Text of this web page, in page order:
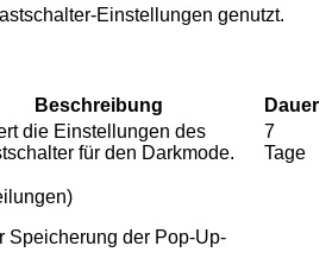
Einstellungen genutzt.
Beschreibung
Dauer
die Einstellungen des
für den Darkmode.
7
Tage
Speicherung der Pop-Up-